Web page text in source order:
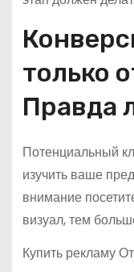
только
Правда
Потенциальный
изучить ваше
внимание
визуал, тем
Купить рекламу